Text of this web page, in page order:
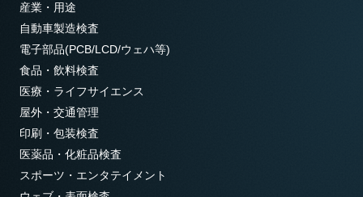
産業・用途
自動車製造検査
電子部品(PCB/LCD/ウェハ等)
食品・飲料検査
医療・ライフサイエンス
屋外・交通管理
印刷・包装検査
医薬品・化粧品検査
スポーツ・エンタテイメント